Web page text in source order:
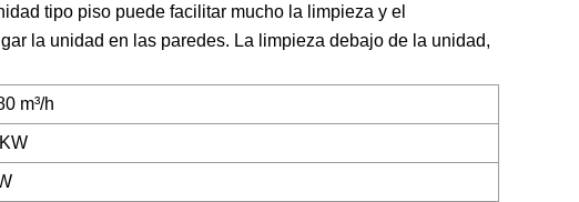
tipo piso puede facilitar mucho la limpieza y el
la unidad en las paredes. La limpieza debajo de la unidad,
m³/h